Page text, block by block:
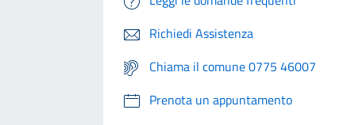
Richiedi Assistenza
Chiama il comune 0775 46007
Prenota un appuntamento